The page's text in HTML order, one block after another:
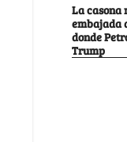
La casona
embajada
donde
Trump